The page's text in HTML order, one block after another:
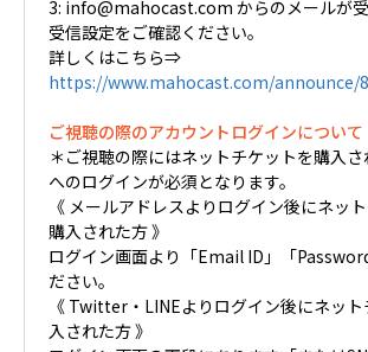
3: info@mahocast.com からのメールが
受信設定をご確認ください。
詳しくはこちら⇒
https://www.mahocast.com/announce/8
ご視聴の際のアカウントログインについて
＊ご視聴の際にはネットチケットを購入
へのログインが必須となります。
《 メールアドレスよりログイン後にネッ
購入された方 》
ログイン画面より「Email ID」「
ださい。
《 Twitter・LINEよりログイン後にネッ
入された方 》